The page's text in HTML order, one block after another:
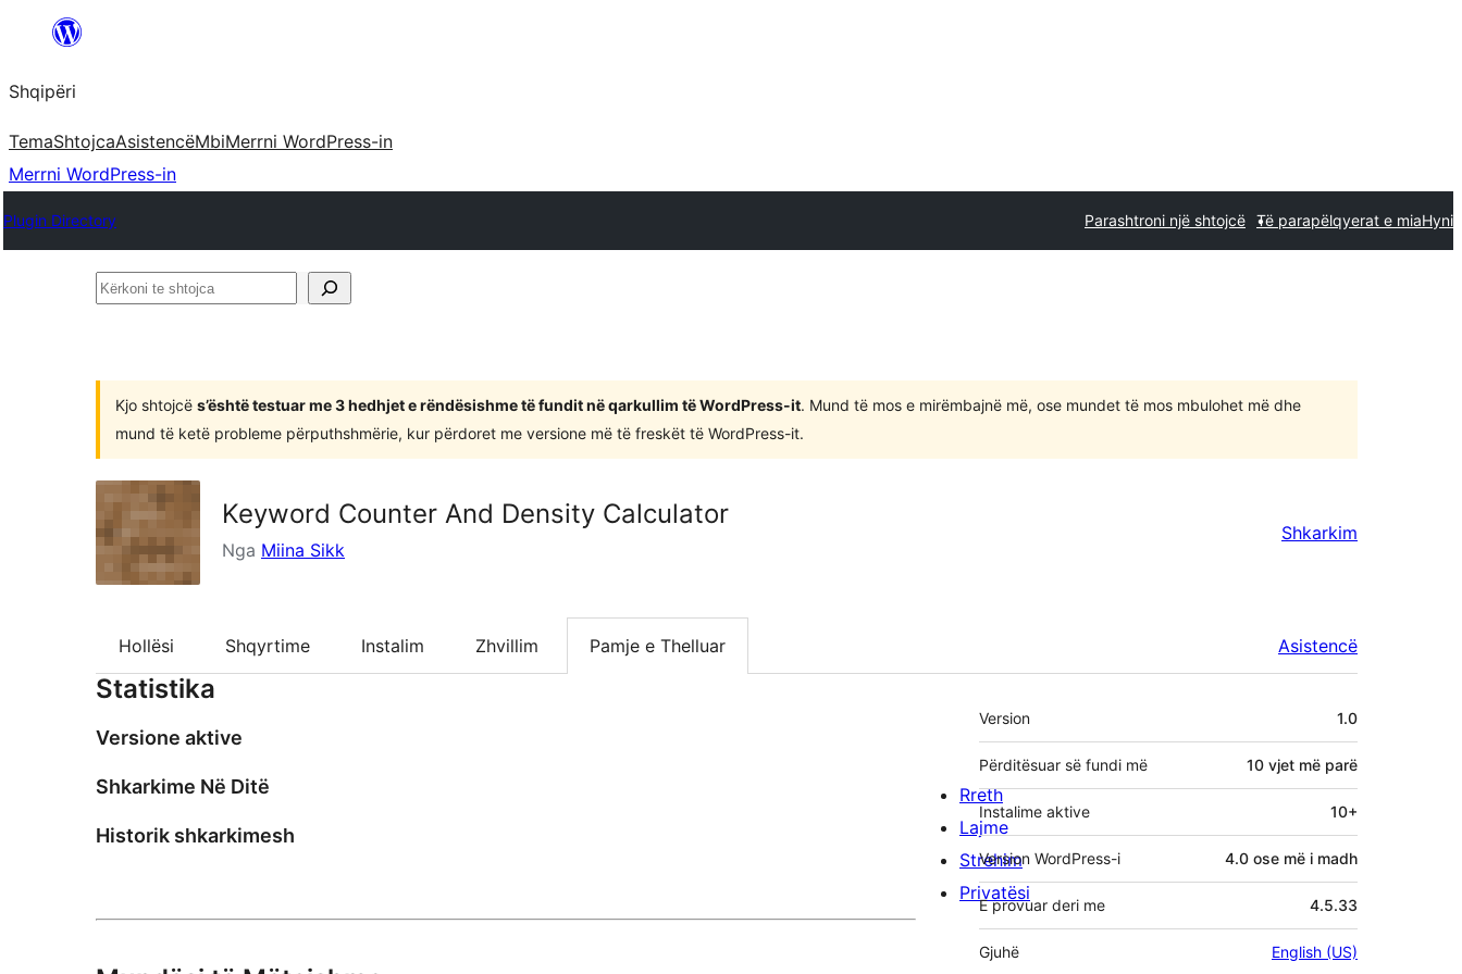
Hidhu
lënda
Shqipëri
TemaShtojcaAsistencëMbiMerrni WordPress-in
Merrni WordPress-in
Plugin Directory Parashtroni një shtojcë Të parapëlqyerat e miaHyni
Kërkoni
Kjo shtojcë s’është testuar me 3 hedhjet e rëndësishme të fundit në qarkullim të WordPress-it. Mund të mos e mirëmbajnë më, ose mundet të mos mbulohet më dhe
mund të ketë probleme përputhshmërie, kur përdoret me versione më të freskët të WordPress-it.
Keyword Counter And Density Calculator
Nga Miina Sikk
Shkarkim
Hollësi Shqyrtime Instalim Zhvillim Pamje e Thelluar Asistencë
Statistika
Versione aktive
Shkarkime Në Ditë
Historik shkarkimesh
Të
tjera
Version 1.0
Përditësuar së fundi më 10 vjet më parë
Instalime aktive 10+
Version WordPress-i 4.0 ose më i madh
E provuar deri me 4.5.33
Gjuhë English (US)
Rreth
Lajme
Strehim
Privatësi